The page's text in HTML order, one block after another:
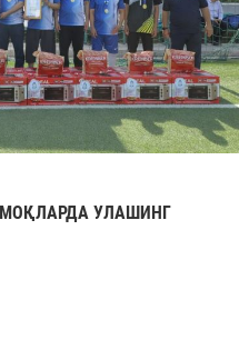
УЛАШИНГ